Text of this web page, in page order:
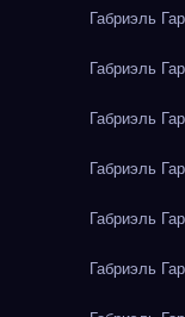
Габриэль
Габриэль
Габриэль
Габриэль
Габриэль
Габриэль